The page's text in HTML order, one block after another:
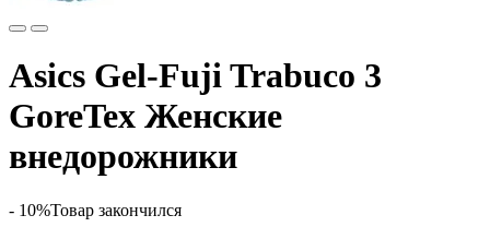
Asics Gel-Fuji Trabuco 3
GoreTex Женские
внедорожники
- 10%Товар закончился